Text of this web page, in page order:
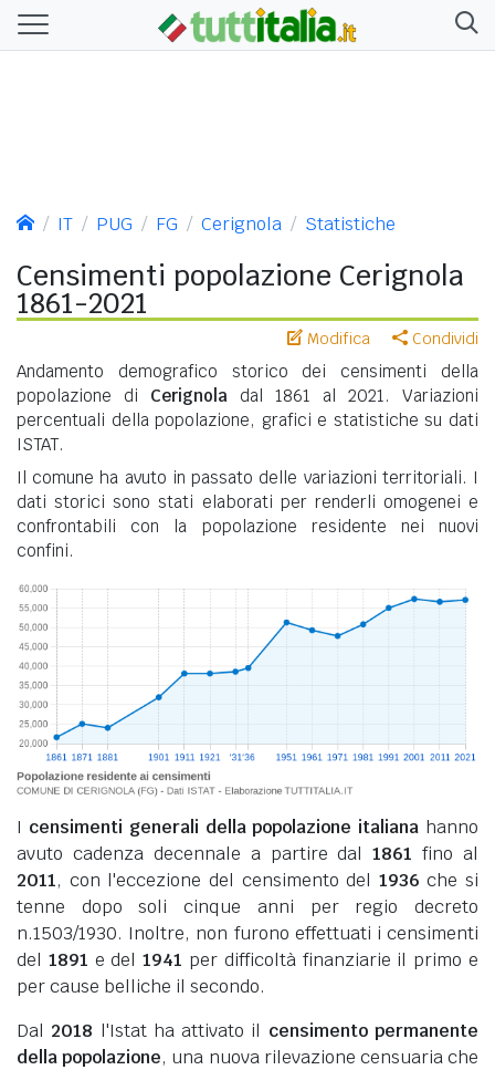
IT PUG FG Cerignola Statistiche
Censimenti popolazione Cerignola
1861-2021
Modifica Condividi
Andamento demografico storico dei censimenti della
popolazione di Cerignola dal 1861 al 2021. Variazioni
percentuali della popolazione, grafici e statistiche su dati
ISTAT.
Il comune ha avuto in passato delle variazioni territoriali. I
dati storici sono stati elaborati per renderli omogenei e
confrontabili con la popolazione residente nei nuovi
confini.
I censimenti generali della popolazione italiana hanno
avuto cadenza decennale a partire dal1861 fino al
2011, con l'eccezione del censimento del 1936 che si
tenne dopo soli cinque anni per regio decreto
n.1503/1930. Inoltre, non furono effettuati i censimenti
del 1891 e del1941 per difficoltà finanziarie il primo e
per cause belliche il secondo.
Dal 2018 l'Istat ha attivato il censimento permanente
della popolazione, una nuova rilevazione censuaria che